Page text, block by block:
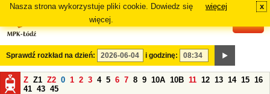
Nasza strona wykorzystuje pliki cookie. Dowiedz się
więcej.
więcej x
Sprawdź rozkład na dzień: i godzinę:
Z Z1 Z2 0 1 2 3 4 5 6 7 8 9 10A 10B 11 12 13 14 15 16
41 43 45